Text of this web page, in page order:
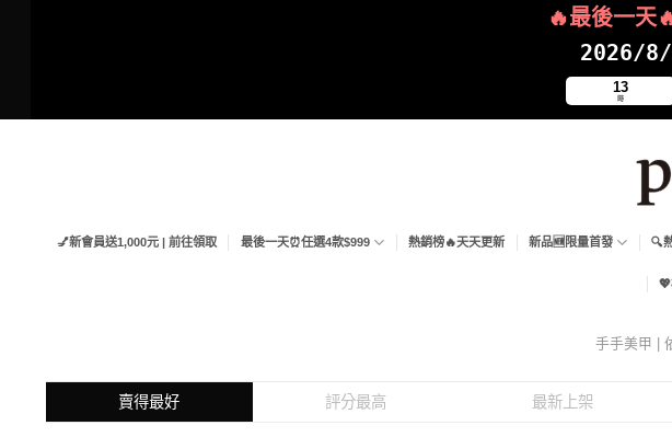
🔥最後一天
2026/
13
時
💅新會員送1,000元 | 前往領取 最後一天⏰任選4款$999 熱銷榜🔥天天更新 新品🆕限量首發 🔍
手手美甲 |
賣得最好 評分最高 最新上架